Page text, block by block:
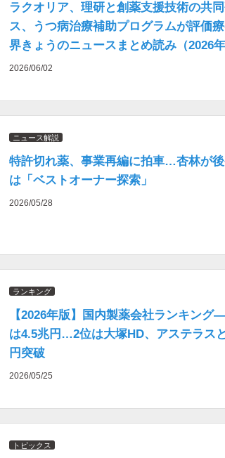
ラクオリア、理研と創薬支援技術の共
ス、うつ病治療補助プログラムが評価
界きょうのニュースまとめ読み（2026年
2026/06/02
ニュース解説
特許切れ薬、事業再編に拍車…杏林が
は「ベストオーナー探索」
2026/05/28
ランキング
【2026年版】国内製薬会社ランキング
は4.5兆円…2位は大塚HD、アステラス
円突破
2026/05/25
トピックス